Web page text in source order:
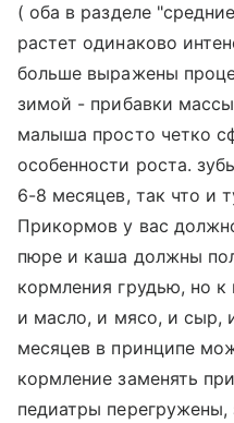
( оба в разделе
растет одинаково
больше выражены
зимой - прибавки
малыша просто четко
особенности роста.
6-8 месяцев, так что и
Прикормов у вас
пюре и каша должны
кормления грудью, но
и масло, и мясо, и сыр,
месяцев в принципе
кормление заменять
педиатры перегружены,